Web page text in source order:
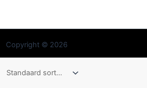
Copyright © 2026